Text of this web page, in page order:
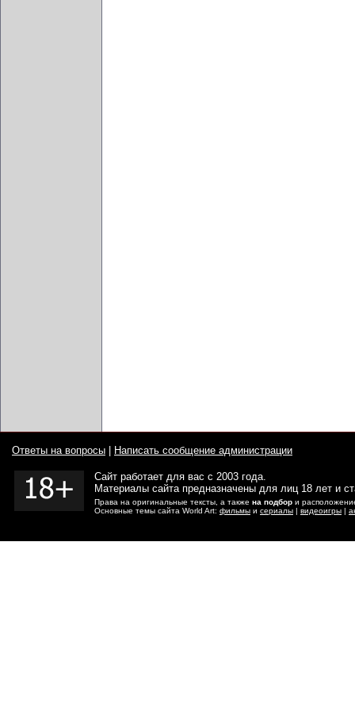
Ответы на вопросы Написать сообщение администрации
Сайт работает для вас с 2003 года.
Материалы сайта предназначены для лиц 18 лет и
Права на оригинальные тексты, а также на подбор и
Основные темы сайта World Art: фильмы и сериалы | видеоигры |